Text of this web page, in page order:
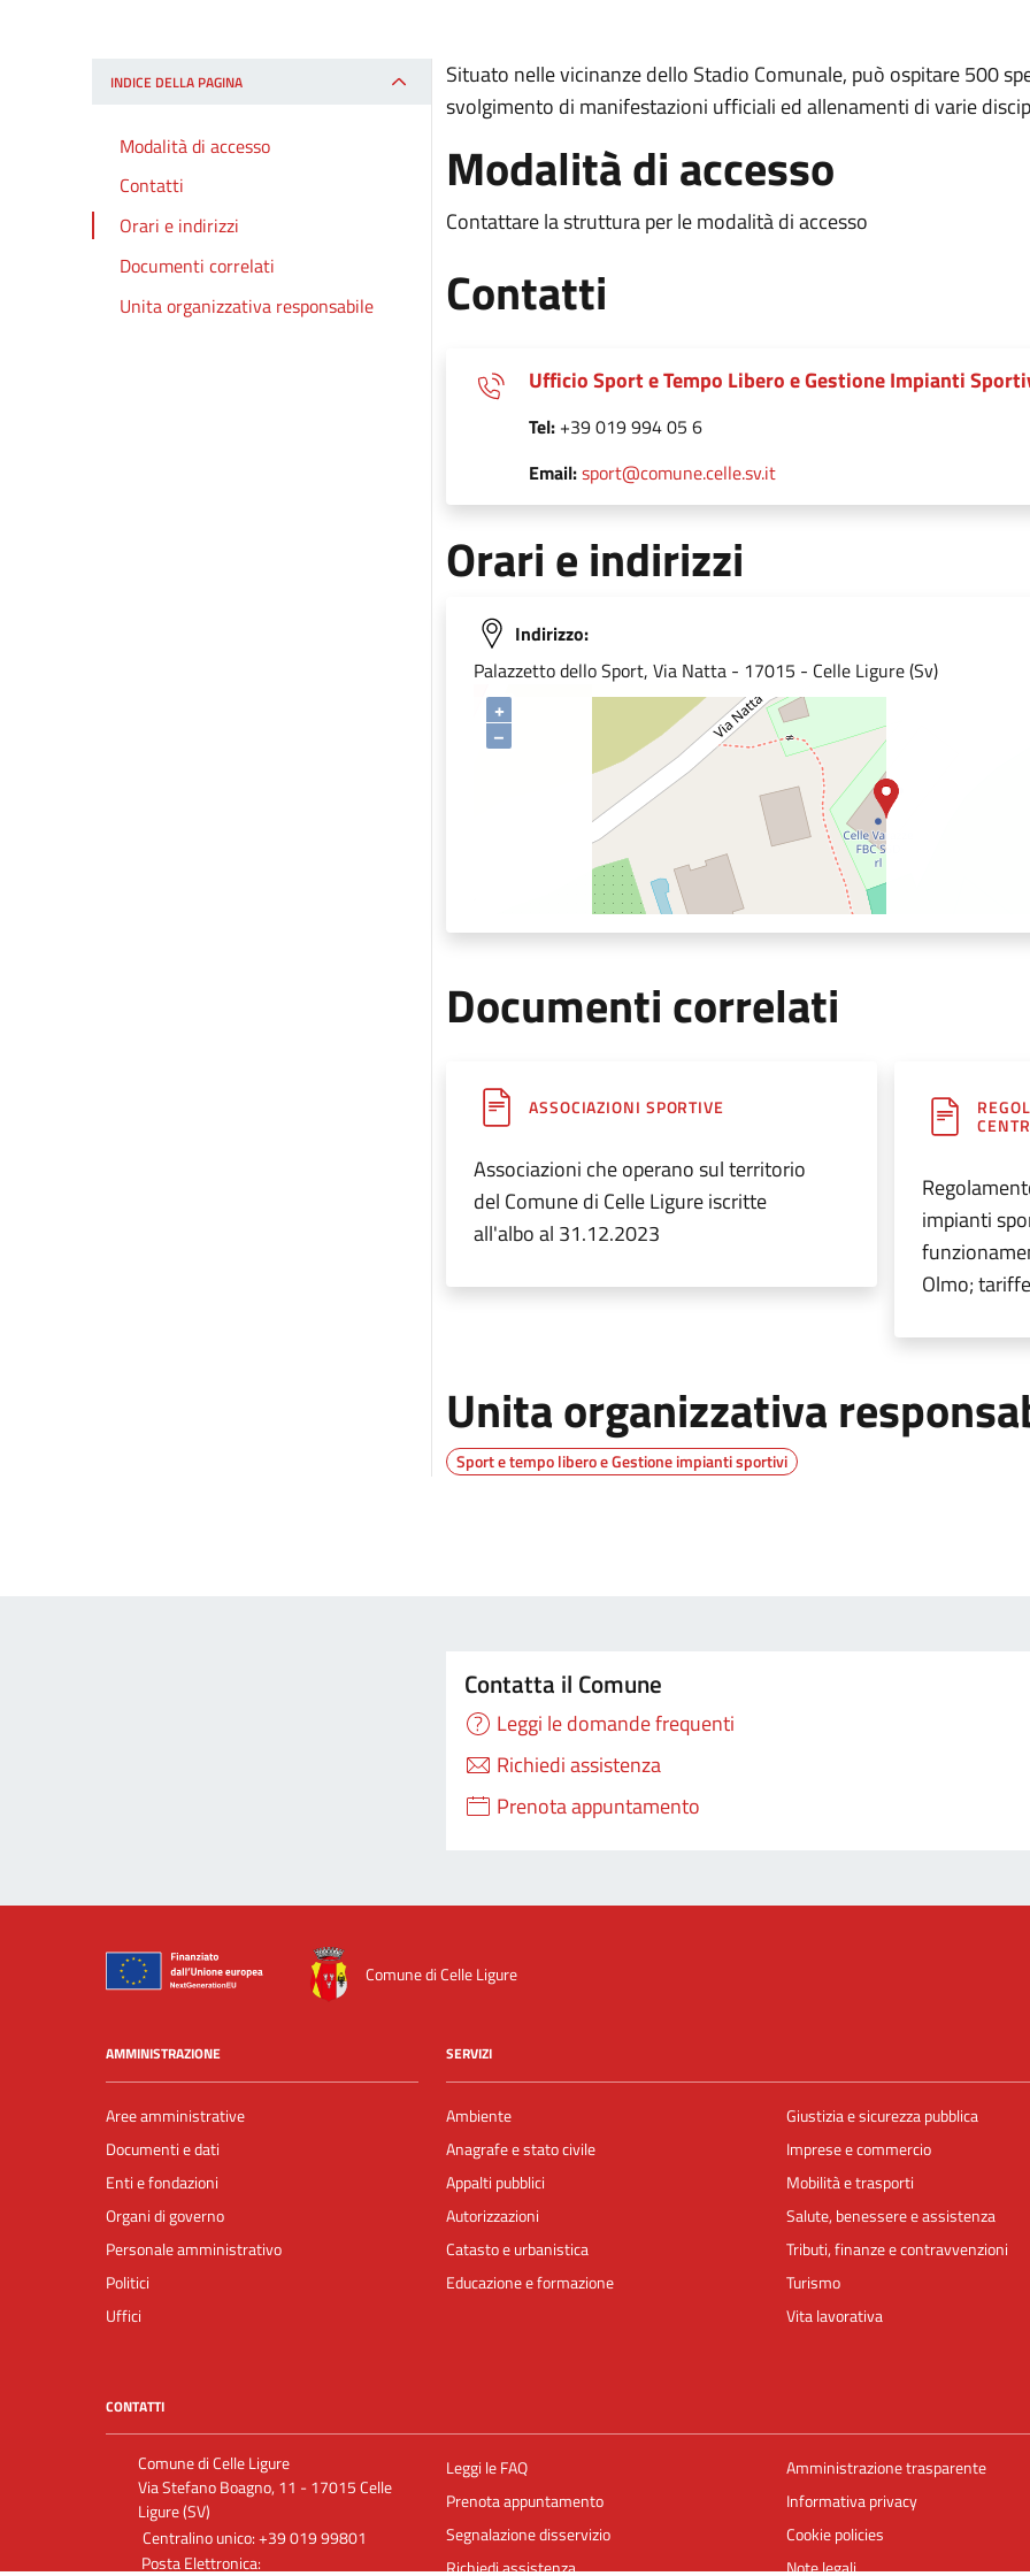
INDICE DELLA PAGINA
Modalità di accesso
Contatti
Orari e indirizzi
Documenti correlati
Unita organizzativa responsabile
Situato nelle vicinanze dello Stadio Comunale, può ospitare 500
svolgimento di manifestazioni ufficiali ed allenamenti di varie
Modalità di accesso
Contattare la struttura per le modalità di accesso
Contatti
Ufficio Sport e Tempo Libero e Gestione Impianti
Tel: +39 019 994 05 6
Email:sport@comune.celle.sv.it
Orari e indirizzi
Indirizzo:
Palazzetto dello Sport, Via Natta - 17015 - Celle Ligure (Sv)
+
–
Documenti correlati
ASSOCIAZIONI SPORTIVE
Associazioni che operano sul territorio
del Comune di Celle Ligure iscritte
all'albo al 31.12.2023
impianti
Olmo;
Unita organizzativa
Sport e tempo libero e Gestione impianti sportivi
Contatta il Comune
Leggi le domande frequenti
Richiedi assistenza
Prenota appuntamento
Comune di Celle Ligure
AMMINISTRAZIONE
Aree amministrative
Documenti e dati
Enti e fondazioni
Organi di governo
Personale amministrativo
Politici
Uffici
SERVIZI
Ambiente
Anagrafe e stato civile
Appalti pubblici
Autorizzazioni
Catasto e urbanistica
Educazione e formazione
Giustizia e sicurezza pubblica
Imprese e commercio
Mobilità e trasporti
Salute, benessere e assistenza
Tributi, finanze e contravvenzioni
Turismo
Vita lavorativa
CONTATTI
Comune di Celle Ligure
Via Stefano Boagno, 11 - 17015 Celle
Ligure (SV)
Centralino unico: +39 019 99801
Posta Elettronica:
Leggi le FAQ
Prenota appuntamento
Segnalazione disservizio
Richiedi assistenza
Amministrazione trasparente
Informativa privacy
Cookie policies
Note legali